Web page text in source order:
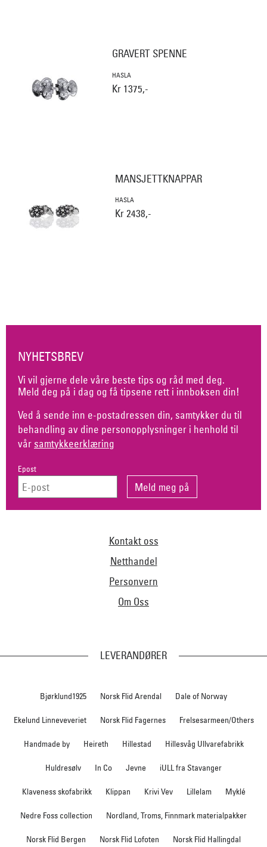
GRAVERT SPENNE
HASLA
Kr 1375,-
MANSJETTKNAPPAR
HASLA
Kr 2438,-
NYHETSBREV
Vi vil gjerne dele våre beste tips og råd med deg.
Meld deg på i dag og få tipsene rett i innboksen din!
Ved å sende inn e-postadressen din, samtykker du til
behandling av dine personopplysninger i henhold til
vår samtykkeerklæring
Epost
Kontakt oss
Netthandel
Personvern
Om Oss
LEVERANDØRER
Bjørklund1925 Norsk Flid Arendal Dale of Norway
Ekelund Linneveveriet Norsk Flid Fagernes Frelsesarmeen/Others
Handmade by Heireth Hillestad Hillesvåg Ullvarefabrikk
Huldresølv In Co Jevne iULL fra Stavanger
Klaveness skofabrikk Klippan Krivi Vev Lillelam Myklé
Nedre Foss collection Nordland, Troms, Finnmark materialpakker
Norsk Flid Bergen Norsk Flid Lofoten Norsk Flid Hallingdal